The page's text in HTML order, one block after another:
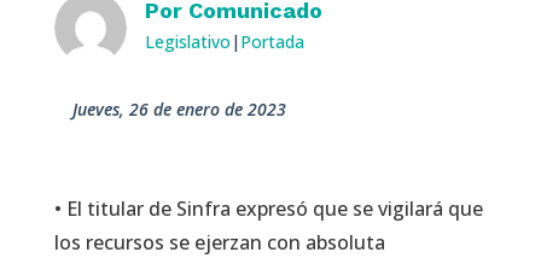
Por Comunicado
Legislativo | Portada
jueves, 26 de enero de 2023
• El titular de Sinfra expresó que se vigilará que
los recursos se ejerzan con absoluta